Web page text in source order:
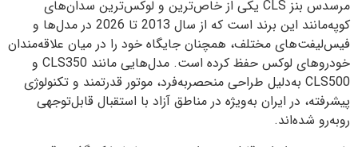
مرسدس بنز CLS یکی از خاص‌ترین و لوکس‌ترین سدان‌های
کوپه‌مانند این برند است که از سال 2013 تا 2026 در مدل‌ها و
فیس‌لیفت‌های مختلف، همچنان جایگاه خود را در میان علاقه‌مندان
خودروهای لوکس حفظ کرده است. مدل‌هایی مانند CLS350 و
CLS500 به‌دلیل طراحی منحصربه‌فرد، موتور قدرتمند و تکنولوژی
پیشرفته، در ایران به‌ویژه در مناطق آزاد با استقبال قابل‌توجهی
روبه‌رو شده‌اند.